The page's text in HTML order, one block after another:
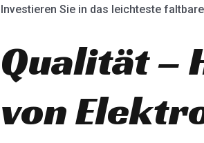
Investieren Sie in das leichteste
Qualität –
von